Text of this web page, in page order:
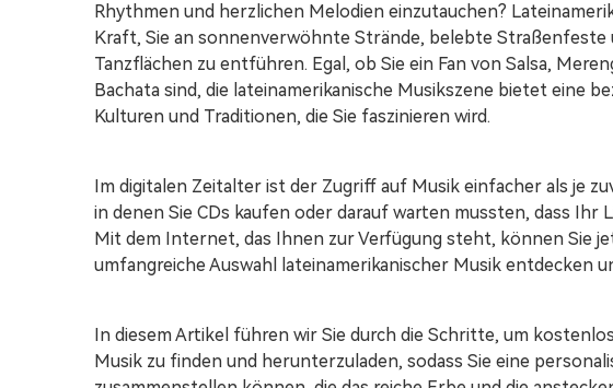
Rhythmen und herzlichen Melodien einzutauchen?
Kraft, Sie an sonnenverwöhnte Strände, belebte Straßenfeste
Tanzflächen zu entführen. Egal, ob Sie ein Fan von Salsa,
Bachata sind, die lateinamerikanische Musikszene bietet eine
Kulturen und Traditionen, die Sie faszinieren wird.
Im digitalen Zeitalter ist der Zugriff auf Musik einfacher als je
in denen Sie CDs kaufen oder darauf warten mussten, dass Ihr
Mit dem Internet, das Ihnen zur Verfügung steht, können Sie
umfangreiche Auswahl lateinamerikanischer Musik entdecken
In diesem Artikel führen wir Sie durch die Schritte, um
Musik zu finden und herunterzuladen, sodass Sie eine